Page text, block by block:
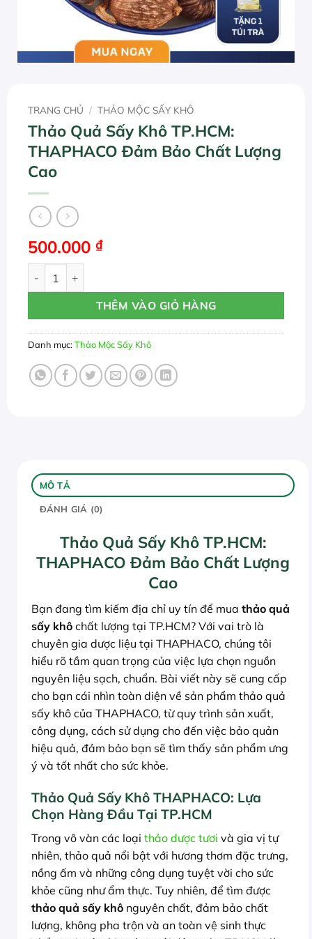
TRANG CHỦ / THẢO MỘC SẤY KHÔ
Thảo Quả Sấy Khô TP.HCM:
THAPHACO Đảm Bảo Chất Lượng
Cao
500.000 ₫
THÊM VÀO GIỎ HÀNG
Danh mục:Thảo Mộc Sấy Khô
MÔ TẢ
ĐÁNH GIÁ (0)
Thảo Quả Sấy Khô TP.HCM:
THAPHACO Đảm Bảo Chất Lượng
Cao
Bạn đang tìm kiếm địa chỉ uy tín để mua thảo quả
sấy khô chất lượng tại TP.HCM? Với vai trò là
chuyên gia dược liệu tại THAPHACO, chúng tôi
hiểu rõ tầm quan trọng của việc lựa chọn nguồn
nguyên liệu sạch, chuẩn. Bài viết này sẽ cung cấp
cho bạn cái nhìn toàn diện về sản phẩm thảo quả
sấy khô của THAPHACO, từ quy trình sản xuất,
công dụng, cách sử dụng cho đến việc bảo quản
hiệu quả, đảm bảo bạn sẽ tìm thấy sản phẩm ưng
ý và tốt nhất cho sức khỏe.
Thảo Quả Sấy Khô THAPHACO: Lựa
Chọn Hàng Đầu Tại TP.HCM
Trong vô vàn các loại thảo dược tươi và gia vị tự
nhiên, thảo quả nổi bật với hương thơm đặc trưng,
nồng ấm và những công dụng tuyệt vời cho sức
khỏe cũng như ẩm thực. Tuy nhiên, để tìm được
thảo quả sấy khô nguyên chất, đảm bảo chất
lượng, không pha trộn và an toàn vệ sinh thực